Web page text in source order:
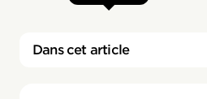
Dans cet article